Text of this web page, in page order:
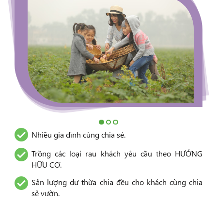
Nhiều gia đình cùng chia sẻ.
Trồng các loại rau khách yêu cầu theo HƯỚNG
HỮU CƠ.
Sản lượng dư thừa chia đều cho khách cùng chia
sẻ vườn.